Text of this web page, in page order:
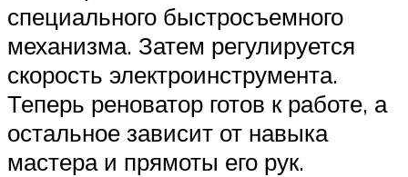
специального быстросъемного
механизма. Затем регулируется
скорость электроинструмента.
Теперь реноватор готов к работе, а
остальное зависит от навыка
мастера и прямоты его рук.